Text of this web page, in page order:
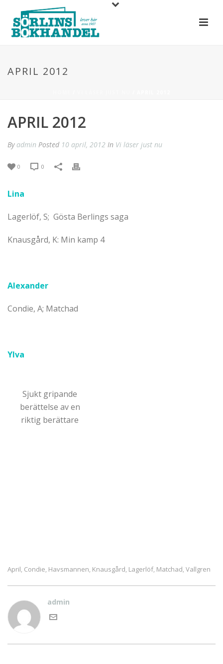
APRIL 2012
APRIL 2012
By admin Posted 10 april, 2012 In Vi läser just nu
0 0
Lina
Lagerlöf, S; Gösta Berlings saga
Knausgård, K: Min kamp 4
Alexander
Condie, A; Matchad
Ylva
Sjukt gripande
berättelse av en
riktig berättare
April, Condie, Havsmannen, Knausgård, Lagerlöf, Matchad, Vallgren
admin